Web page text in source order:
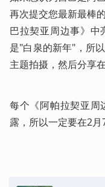
再次提交您最新最棒
巴拉契亚周边事》中
是"白泉的新年"，所
主题拍摄，然后分享
每个《阿帕拉契亚周
露，所以一定要在2月